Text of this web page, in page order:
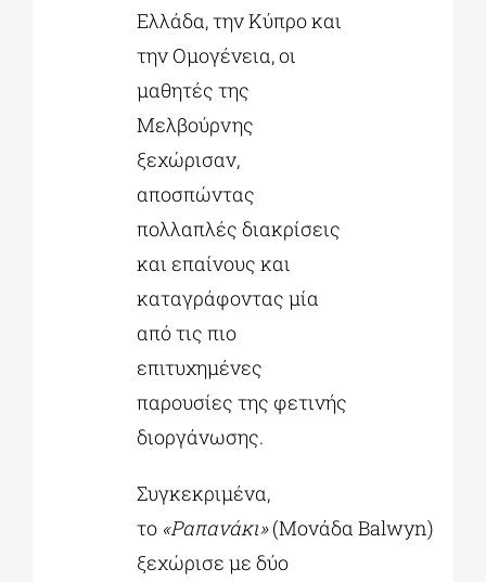
Ελλάδα, την Κύπρο και
την Ομογένεια, οι
μαθητές της
Μελβούρνης
ξεχώρισαν,
αποσπώντας
πολλαπλές διακρίσεις
και επαίνους και
καταγράφοντας μία
από τις πιο
επιτυχημένες
παρουσίες της φετινής
διοργάνωσης.
Συγκεκριμένα,
το «Ραπανάκι»(Μονάδα Balwyn)
ξεχώρισε με δύο